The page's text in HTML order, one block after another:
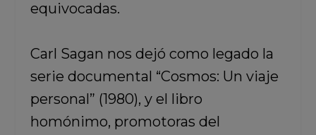
equivocadas.
Carl Sagan nos dejó como legado la
serie documental “Cosmos: Un viaje
personal” (1980), y el libro
homónimo, promotoras del